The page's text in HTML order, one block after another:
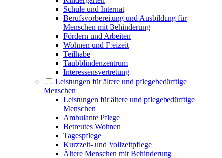
Schule und Internat
Berufsvorbereitung und Ausbildung für
Menschen mit Behinderung
Fördern und Arbeiten
Wohnen und Freizeit
Teilhabe
Taubblindenzentrum
Interessensvertretung
Leistungen für ältere und pflegebedürftige
Menschen
Leistungen für ältere und pflegebedürftige
Menschen
Ambulante Pflege
Betreutes Wohnen
Tagespflege
Kurzzeit- und Vollzeitpflege
Ältere Menschen mit Behinderung